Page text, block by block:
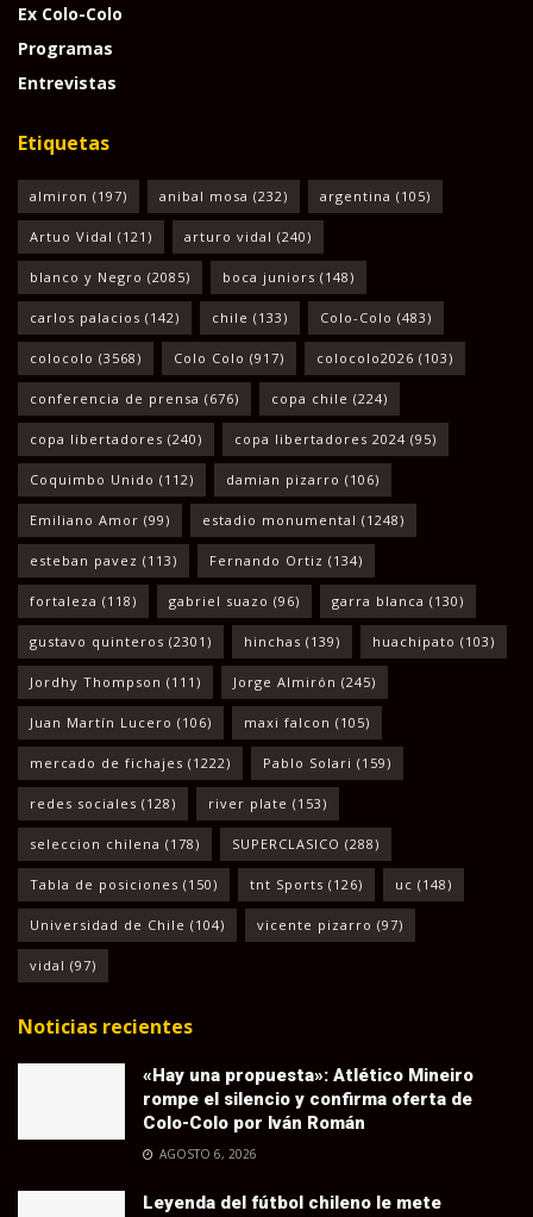
Ex Colo-Colo
Programas
Entrevistas
Etiquetas
almiron (197) anibal mosa (232) argentina (105)
Artuo Vidal (121) arturo vidal (240)
blanco y Negro (2085) boca juniors (148)
carlos palacios (142) chile (133) Colo-Colo (483)
colocolo (3568) Colo Colo (917) colocolo2026 (103)
conferencia de prensa (676) copa chile (224)
copa libertadores (240) copa libertadores 2024 (95)
Coquimbo Unido (112) damian pizarro (106)
Emiliano Amor (99) estadio monumental (1248)
esteban pavez (113) Fernando Ortiz (134)
fortaleza (118) gabriel suazo (96) garra blanca (130)
gustavo quinteros (2301) hinchas (139) huachipato (103)
Jordhy Thompson (111) Jorge Almirón (245)
Juan Martín Lucero (106) maxi falcon (105)
mercado de fichajes (1222) Pablo Solari (159)
redes sociales (128) river plate (153)
seleccion chilena (178) SUPERCLASICO (288)
Tabla de posiciones (150) tnt Sports (126) uc (148)
Universidad de Chile (104) vicente pizarro (97)
vidal (97)
Noticias recientes
«Hay una propuesta»: Atlético Mineiro
rompe el silencio y confirma oferta de
Colo-Colo por Iván Román
AGOSTO 6, 2026
Leyenda del fútbol chileno le mete